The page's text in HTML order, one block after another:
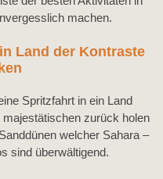
machen.
Land der Kontraste
Spritzfahrt in ein Land
zurück holen
welcher Sahara –
sind überwältigend.